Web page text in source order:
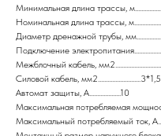
Минимальная длина трассы,
Номинальная длина трассы,
Диаметр дренажной трубы,
Подключение
Межблочный кабель,
Силовой кабель, мм2...........................3*1,5
Автомат защиты, А....................10
Максимальная потребляемая
Максимальный потребляемый ток,